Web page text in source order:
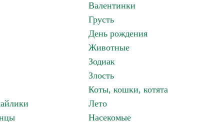
Валентинки
Грусть
День рождения
Животные
Зодиак
Злость
Коты, кошки, котята
Лето
Насекомые